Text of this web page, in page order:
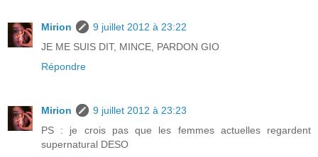
Mirion
9 juillet 2012 à 23:22
JE ME SUIS DIT, MINCE, PARDON GIO
Répondre
Mirion
9 juillet 2012 à 23:23
PS : je crois pas que les femmes actuelles regardent
supernatural DESO